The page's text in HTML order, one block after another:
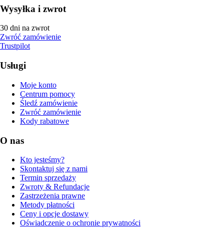
Wysyłka i zwrot
30 dni na zwrot
Zwróć zamówienie
Trustpilot
Usługi
Moje konto
Centrum pomocy
Śledź zamówienie
Zwróć zamówienie
Kody rabatowe
O nas
Kto jesteśmy?
Skontaktuj się z nami
Termin sprzedaży
Zwroty & Refundacje
Zastrzeżenia prawne
Metody płatności
Ceny i opcje dostawy
Oświadczenie o ochronie prywatności